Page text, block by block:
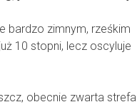
bardzo zimnym, rześkim
10 stopni, lecz oscyluje
obecnie zwarta strefa